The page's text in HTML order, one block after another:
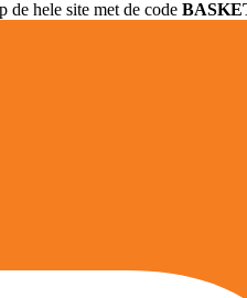
hele site met de code